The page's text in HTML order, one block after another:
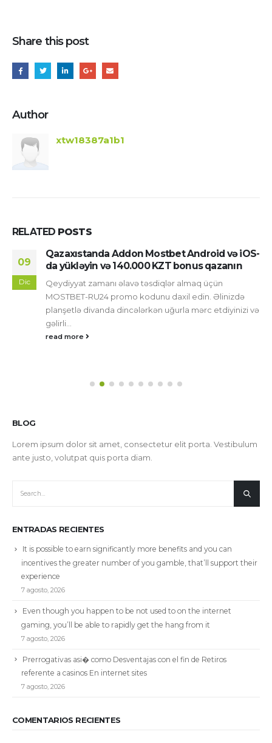
Share this post
Author
xtw18387a1b1
RELATED POSTS
09
Dic
Qazaxıstanda Addon Mostbet Android və iOS-
da yükləyin və 140.000 KZT bonus qazanın
Qeydiyyat zamanı əlavə təsdiqlər almaq üçün
MOSTBET-RU24 promo kodunu daxil edin. Əlinizdə
planşetlə divanda dincələrkən uğurla mərc etdiyinizi və
gəlirli...
read more
BLOG
Lorem ipsum dolor sit amet, consectetur elit porta. Vestibulum
ante justo, volutpat quis porta diam.
ENTRADAS RECIENTES
It is possible to earn significantly more benefits and you can
incentives the greater number of you gamble, that’ll support their
experience
7 agosto, 2026
Even though you happen to be not used to on the internet
gaming, you’ll be able to rapidly get the hang from it
7 agosto, 2026
Prerrogativas asi� como Desventajas con el fin de Retiros
referente a casinos En internet sites
7 agosto, 2026
COMENTARIOS RECIENTES